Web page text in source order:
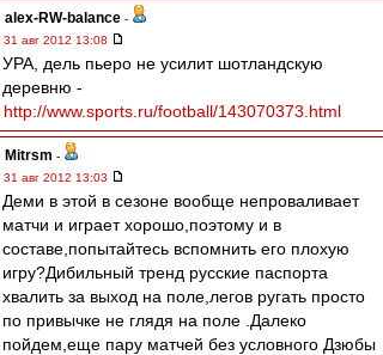
alex-RW-balance -
31 авг 2012 13:08
УРА, дель пьеро не усилит шотландскую
деревню -
http://www.sports.ru/football/143070373.html
Mitrsm -
31 авг 2012 13:03
Деми в этой в сезоне вообще непроваливает
матчи и играет хорошо,поэтому и в
составе,попытайтесь вспомнить его плохую
игру?Дибильный тренд русские паспорта
хвалить за выход на поле,легов ругать просто
по привычке не глядя на поле .Далеко
пойдем,еще пару матчей без условного Дзюбы